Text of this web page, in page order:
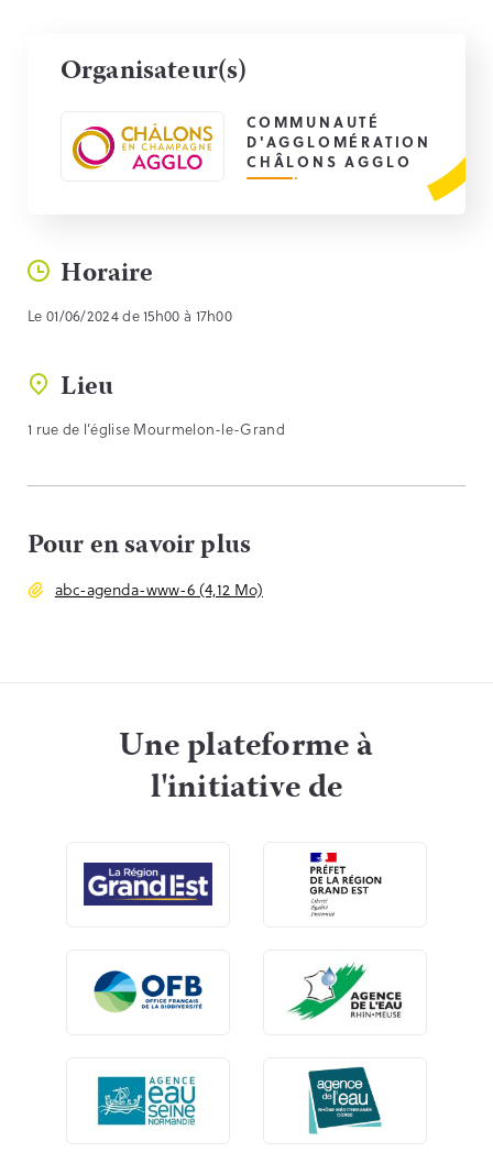
Organisateur(s)
COMMUNAUTÉ
D'AGGLOMÉRATION
CHÂLONS AGGLO
Horaire
Le 01/06/2024 de 15h00 à 17h00
Lieu
1 rue de l’église Mourmelon-le-Grand
Pour en savoir plus
abc-agenda-www-6 (4,12 Mo)
Une plateforme à
l'initiative de